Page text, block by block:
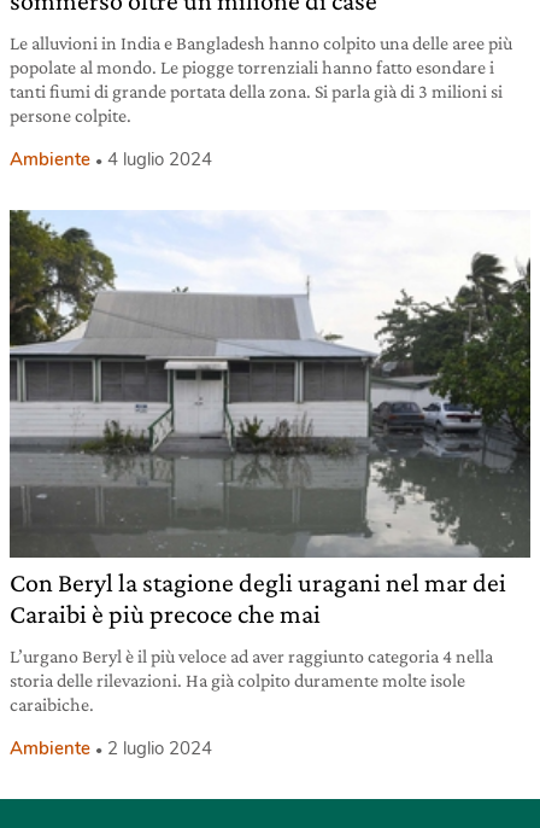
Le alluvioni in India e Bangladesh hanno colpito una delle aree più
popolate al mondo. Le piogge torrenziali hanno fatto esondare i
tanti fiumi di grande portata della zona. Si parla già di 3 milioni si
persone colpite.
Ambiente 4 luglio 2024
Con Beryl la stagione degli uragani nel mar dei
Caraibi è più precoce che mai
L’urgano Beryl è il più veloce ad aver raggiunto categoria 4 nella
storia delle rilevazioni. Ha già colpito duramente molte isole
caraibiche.
Ambiente 2 luglio 2024